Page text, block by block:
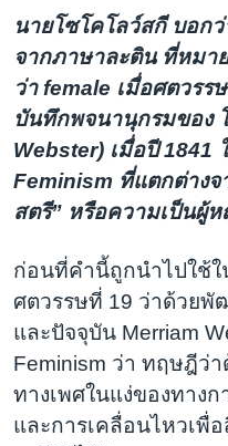
นายโซโคโลว์สกี บอก
จากภาษาละติน ที่หมา
ว่า female เมื่อศตวร
บันทึกพจนานุกรมของ
Webster) เมื่อปี 1841
Feminism ที่แตกต่าง
สตรี” หรือความเป็นผู้ห
ก่อนที่คำนี้ถูกนำไปใช้ใ
ศตวรรษที่ 19 ว่าด้วย
และปัจจุบัน Merriam
Feminism ว่า ทฤษฎีว่
ทางเพศในแง่ของทางก
และการเคลื่อนไหวเพื่